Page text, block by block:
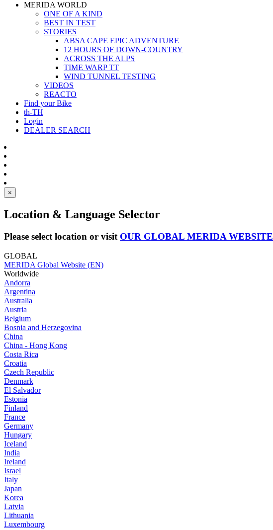
MERIDA WORLD
ONE OF A KIND
BEST IN TEST
STORIES
ABSA CAPE EPIC ADVENTURE
12 HOURS OF DOWN-COUNTRY
ACROSS THE ALPS
TIME WARP TT
WIND TUNNEL TESTING
VIDEOS
REACTO
Find your Bike
th-TH
Login
DEALER SEARCH
×
Location & Language Selector
Please select location or visit OUR GLOBAL MERIDA WEBSITE
GLOBAL
MERIDA Global Website (EN)
Worldwide
Andorra
Argentina
Australia
Austria
Belgium
Bosnia and Herzegovina
China
China - Hong Kong
Costa Rica
Croatia
Czech Republic
Denmark
El Salvador
Estonia
Finland
France
Germany
Hungary
Iceland
India
Ireland
Israel
Italy
Japan
Korea
Latvia
Lithuania
Luxembourg